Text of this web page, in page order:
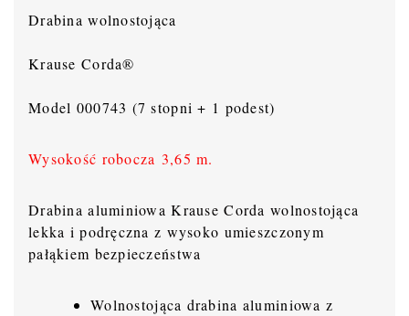
Drabina wolnostojąca
Krause Corda®
Model 000743 (7 stopni + 1 podest)
Wysokość robocza 3,65 m.
Drabina aluminiowa Krause Corda wolnostojąca
lekka i podręczna z wysoko umieszczonym
pałąkiem bezpieczeństwa
Wolnostojąca drabina aluminiowa z